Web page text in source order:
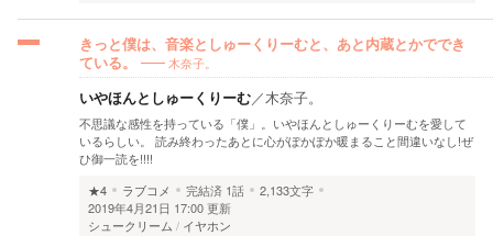
きっと僕は、音楽としゅーくりーむと、あと内蔵とかででき
ている。
木奈子。
いやほんとしゅーくりーむ／木奈子。
不思議な感性を持っている「僕」。いやほんとしゅーくりーむを愛して
いるらしい。 読み終わったあとに心がぽかぽか暖まること間違いなし!ぜ
ひ御一読を!!!!
★4
ラブコメ 完結済 1話
2,133文字
2019年4月21日 17:00 更新
シュークリーム
イヤホン